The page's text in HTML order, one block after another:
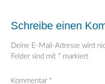
Schreibe einen
Deine E-Mail-Adresse wird
Felder sind mit * markiert
Kommentar *